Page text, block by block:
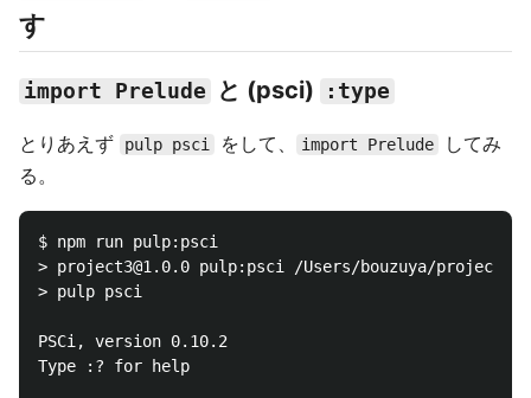
す
import Prelude と (psci) :type
とりあえず pulp psci をして、 import Prelude
してみ
る。
$ npm run pulp:psci
> project3@1.0.0 pulp:psci /Users/bouzuya/project3
> pulp psci
PSCi, version 0.10.2
Type :? for help